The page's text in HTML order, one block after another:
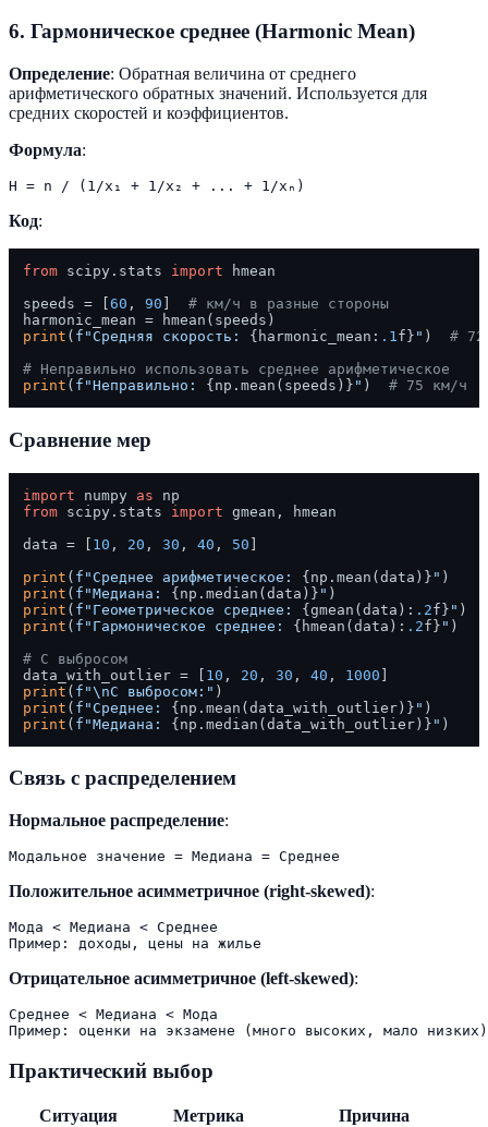
6. Гармоническое среднее (Harmonic Mean)
Определение: Обратная величина от среднего
арифметического обратных значений. Используется для
средних скоростей и коэффициентов.
Формула:
Код:
from scipy.stats import hmean
speeds = [ 60 , 90
# км/ч в разные стороны
print ( f"Средняя скорость: {harmonic_mean: .1f} " ) #
# Неправильно использовать среднее арифметическое
print ( f"Неправильно: {np.mean(speeds)} " ) # 75 км/ч
Сравнение мер
import numpy as
from scipy.stats import gmean, hmean
data = [ 10 , 20 , 30 , 40 , 50 ]
print ( f"Среднее арифметическое: {np.mean(data)} "
print ( f"Медиана: {np.median(data)} "
print ( f"Геометрическое среднее: {gmean(data): .2f} "
print ( f"Гармоническое среднее: {hmean(data): .2f} "
# С выбросом
data_with_outlier = [ 10 , 20 , 30 , 40 , 1000
print ( f"\nС выбросом:"
print ( f"Среднее: {np.mean(data_with_outlier)} "
print ( f"Медиана: {np.median(data_with_outlier)} "
Связь с распределением
Нормальное распределение:
Положительное асимметричное (right-skewed):
Мода < Медиана < Среднее
Отрицательное асимметричное (left-skewed):
Среднее < Медиана < Мода
Практический выбор
Ситуация Метрика
Причина